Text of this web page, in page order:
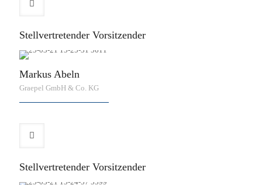
Stellvertretender Vorsitzender
Markus Abeln
Graepel GmbH & Co. KG
Stellvertretender Vorsitzender